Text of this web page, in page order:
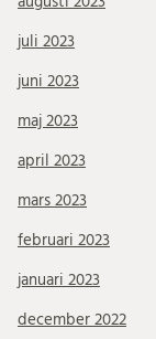
juli 2023
juni 2023
maj 2023
april 2023
mars 2023
februari 2023
januari 2023
december 2022